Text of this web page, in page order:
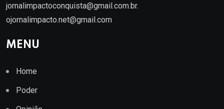
jornalimpactoconquista@gmail.com.br.
ojornalimpacto.net@gmail.com
MENU
Home
Poder